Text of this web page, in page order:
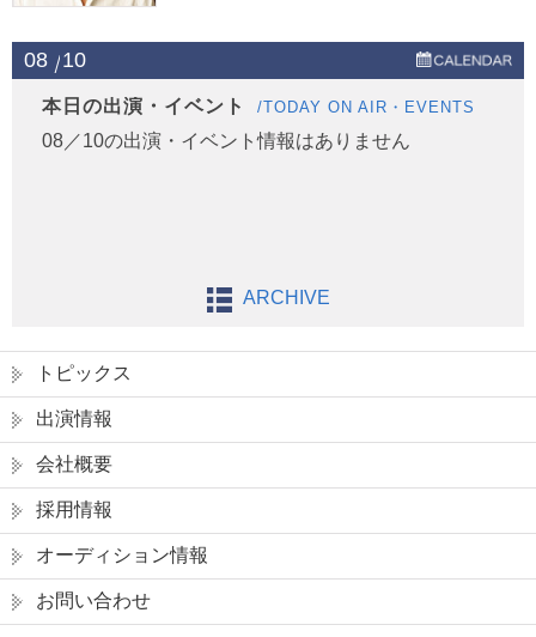
08 10
本日の出演・イベント /TODAY ON AIR・EVENTS
08／10の出演・イベント情報はありません
ARCHIVE
トピックス
出演情報
会社概要
採用情報
オーディション情報
お問い合わせ